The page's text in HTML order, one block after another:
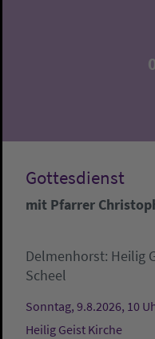
Gottesdienst
mit Pfarrer
Delmenhorst: Heilig
Scheel
Sonntag, 9.8.2026, 10
Heilig Geist Kirche